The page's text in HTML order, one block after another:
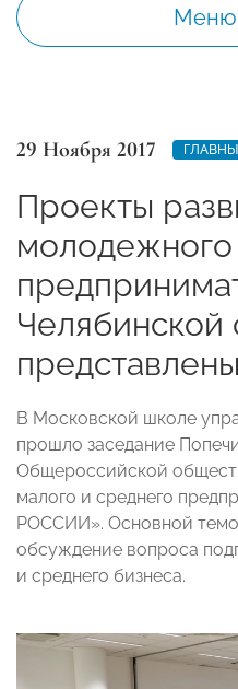
Меню
29 Ноября 2017
Проекты
молодежного
Челябинской
В Московской школе
прошло заседание
Общероссийской
малого и среднего
РОССИИ». Основной
обсуждение вопроса
и среднего бизнеса.